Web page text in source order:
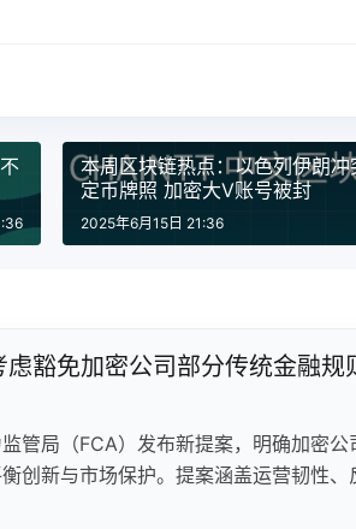
本周区块链热点：以色列伊朗
定币牌照 加密大V账号被封
2025年6月15日 21:36
虑豁免加密公司部分传统金融规
管局（FCA）发布新提案，明确加密
创新与市场保护。提案涵盖运营韧性、